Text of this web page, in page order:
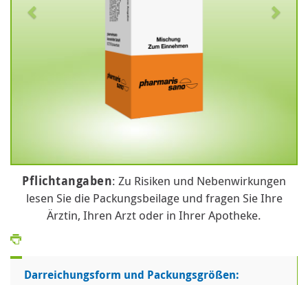
Pflichtangaben: Zu Risiken und Nebenwirkungen
lesen Sie die Packungsbeilage und fragen Sie Ihre
Ärztin, Ihren Arzt oder in Ihrer Apotheke.
Darreichungsform und Packungsgrößen: